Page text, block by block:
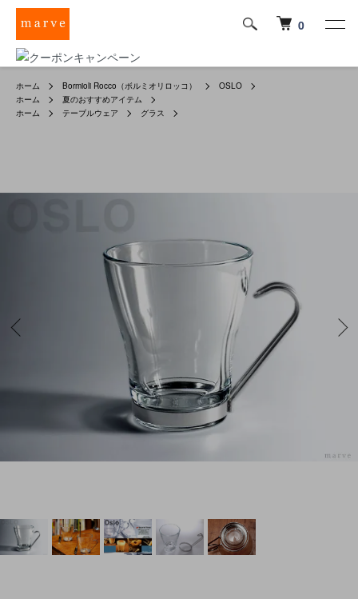
0
ホーム Bormioli Rocco（ボルミオリロッコ）
OSLO
ホーム
夏のおすすめアイテム
ホーム
テーブルウェア グラス